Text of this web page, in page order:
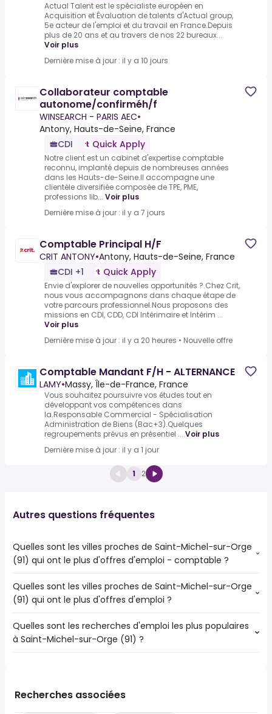
Actual Talent est le spécialiste européen en
Acquisition et Évaluation de talents d'Actual group,
5e acteur de l'emploi et du travail en France.Depuis
plus de 20 ans et au travers de nos 22 bureaux...
Voir plus
Dernière mise à jour : il y a 10 jours
Collaborateur comptable
autonome/confirméh/f
WINSEARCH - PARIS AEC•
Antony, Hauts-de-Seine, France
CDI
Quick Apply
Notre client est un cabinet d'expertise comptable
reconnu, implanté depuis de nombreuses années
dans les Hauts-de-Seine.Il accompagne une
clientèle diversifiée composée de TPE, PME,
professions lib... Voir plus
Dernière mise à jour : il y a 7 jours
Comptable Principal H/F
CRIT ANTONY•Antony, Hauts-de-Seine, France
CDI +1
Quick Apply
Envie d'explorer de nouvelles opportunités ?.Chez Crit,
nous vous accompagnons dans chaque étape de
votre parcours professionnel.Nous proposons des
missions en CDI, CDD, CDI Intérimaire et Intérim ...
Voir plus
Dernière mise à jour : il y a 20 heures • Nouvelle offre
Comptable Mandant F/H - ALTERNANCE
LAMY•Massy, Île-de-France, France
Vous souhaitez poursuivre vos études tout en
développant vos compétences dans
la.Responsable Commercial - Spécialisation
Administration de Biens (Bac+3).Quelques
regroupements prévus en présentiel ... Voir plus
Dernière mise à jour : il y a 1 jour
1 2
Autres questions fréquentes
Quelles sont les villes proches de Saint-Michel-sur-Orge
(91) qui ont le plus d'offres d'emploi - comptable ?
Les villes proches de Saint-Michel-sur-Orge (91) qui ont le
plus d'offres d'emploi - comptable sont :
Savigny-sur-Orge
Palaiseau
Brétigny-sur-Orge
Quelles sont les villes proches de Saint-Michel-sur-Orge
(91) qui ont le plus d'offres d'emploi ?
Les 10 villes proches de Saint-Michel-sur-Orge (91) qui
ont le plus d'offres d'emploi sont :
Palaiseau
Quelles sont les recherches d'emploi les plus populaires
à Saint-Michel-sur-Orge (91) ?
assurances
Recherches associées